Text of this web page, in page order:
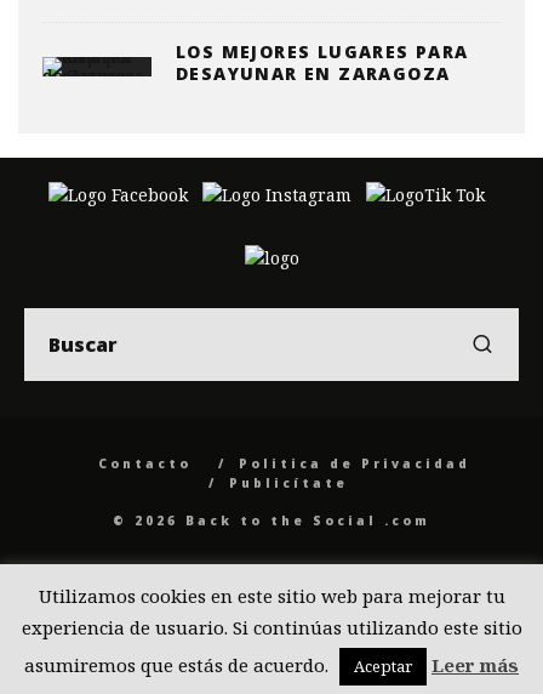
LOS MEJORES LUGARES PARA
DESAYUNAR EN ZARAGOZA
Contacto
Politica de Privacidad
Publicítate
© 2026 Back to the Social .com
Utilizamos cookies en este sitio web para mejorar tu
experiencia de usuario. Si continúas utilizando este sitio
asumiremos que estás de acuerdo.
Aceptar Leer más